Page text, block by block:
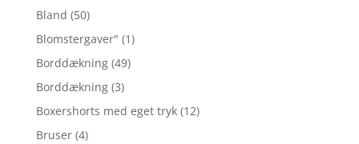
Bland (50)
Blomstergaver" (1)
Borddækning (49)
Borddækning (3)
Boxershorts med eget tryk (12)
Bruser (4)